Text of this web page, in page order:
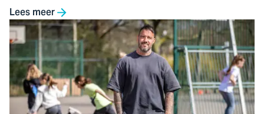
Lees meer
Ga
naar
Ode
aan
de
gymleraar